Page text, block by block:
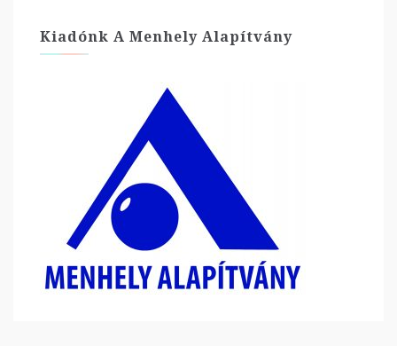
Kiadónk A Menhely Alapítvány